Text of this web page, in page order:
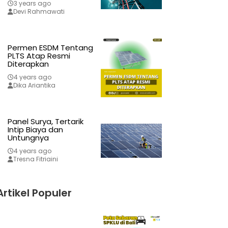
3 years ago
Devi Rahmawati
Permen ESDM Tentang
PLTS Atap Resmi
Diterapkan
4 years ago
Dika Ariantika
Panel Surya, Tertarik
Intip Biaya dan
Untungnya
4 years ago
Tresna Fitriaini
Populer